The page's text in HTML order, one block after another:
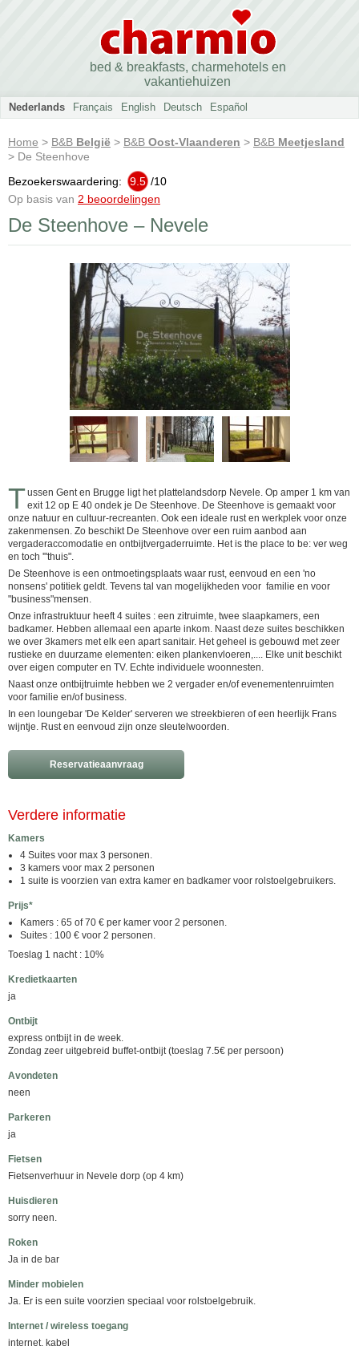
bed & breakfasts, charmehotels en
vakantiehuizen
Nederlands Français English Deutsch Español
Home > B&B België > B&B Oost-Vlaanderen > B&B Meetjesland
> De Steenhove
Bezoekerswaardering:
9.5 /10
Op basis van 2 beoordelingen
De Steenhove – Nevele
Tussen Gent en Brugge ligt het plattelandsdorp Nevele. Op amper 1 km van
exit 12 op E 40 ondek je De Steenhove. De Steenhove is gemaakt voor
onze natuur en cultuur-recreanten. Ook een ideale rust en werkplek voor onze
zakenmensen. Zo beschikt De Steenhove over een ruim aanbod aan
vergaderaccomodatie en ontbijtvergaderruimte. Het is the place to be: ver weg
en toch '"thuis".
De Steenhove is een ontmoetingsplaats waar rust, eenvoud en een 'no
nonsens' potitiek geldt. Tevens tal van mogelijkheden voor familie en voor
"business"mensen.
Onze infrastruktuur heeft 4 suites : een zitruimte, twee slaapkamers, een
badkamer. Hebben allemaal een aparte inkom. Naast deze suites beschikken
we over 3kamers met elk een apart sanitair. Het geheel is gebouwd met zeer
rustieke en duurzame elementen: eiken plankenvloeren,.... Elke unit beschikt
over eigen computer en TV. Echte individuele woonnesten.
Naast onze ontbijtruimte hebben we 2 vergader en/of evenementenruimten
voor familie en/of business.
In een loungebar 'De Kelder' serveren we streekbieren of een heerlijk Frans
wijntje. Rust en eenvoud zijn onze sleutelwoorden.
Reservatieaanvraag
Verdere informatie
Kamers
4 Suites voor max 3 personen.
3 kamers voor max 2 personen
1 suite is voorzien van extra kamer en badkamer voor rolstoelgebruikers.
Prijs*
Kamers : 65 of 70 € per kamer voor 2 personen.
Suites : 100 € voor 2 personen.
Toeslag 1 nacht : 10%
Kredietkaarten
ja
Ontbijt
express ontbijt in de week.
Zondag zeer uitgebreid buffet-ontbijt (toeslag 7.5€ per persoon)
Avondeten
neen
Parkeren
ja
Fietsen
Fietsenverhuur in Nevele dorp (op 4 km)
Huisdieren
sorry neen.
Roken
Ja in de bar
Minder mobielen
Ja. Er is een suite voorzien speciaal voor rolstoelgebruik.
Internet / wireless toegang
internet, kabel